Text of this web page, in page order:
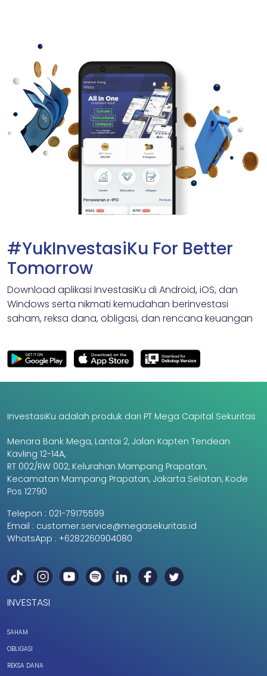
#YukInvestasiKu For Better
Tomorrow
Download aplikasi InvestasiKu di Android, iOS, dan
Windows serta nikmati kemudahan berinvestasi
saham, reksa dana, obligasi, dan rencana keuangan
InvestasiKu adalah produk dari PT Mega Capital Sekuritas
Menara Bank Mega, Lantai 2, Jalan Kapten Tendean
Kavling 12-14A,
RT 002/RW 002, Kelurahan Mampang Prapatan,
Kecamatan Mampang Prapatan, Jakarta Selatan, Kode
Pos 12790
Telepon : 021-79175599
Email : customer.service@megasekuritas.id
WhatsApp : +6282260904080
INVESTASI
SAHAM
OBLIGASI
REKSA DANA